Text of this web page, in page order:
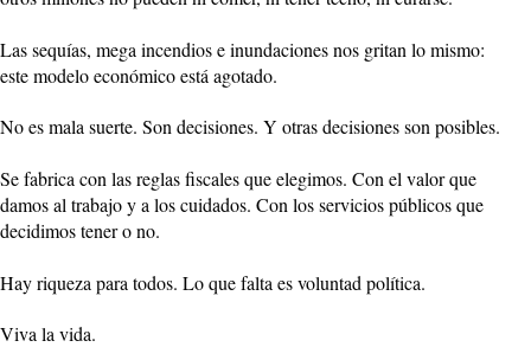
Las sequías, mega incendios e inundaciones nos gritan lo mismo:
este modelo económico está agotado.
No es mala suerte. Son decisiones. Y otras decisiones son posibles.
Se fabrica con las reglas fiscales que elegimos. Con el valor que
damos al trabajo y a los cuidados. Con los servicios públicos que
decidimos tener o no.
Hay riqueza para todos. Lo que falta es voluntad política.
Viva la vida.